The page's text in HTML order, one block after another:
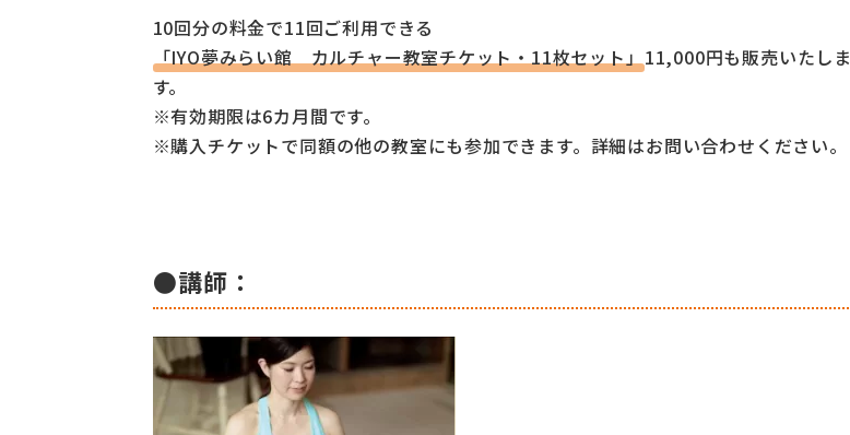
10回分の料金で11回ご利用できる
「IYO夢みらい館 カルチャー教室チケット・11枚セット」11,000円も販売いたしま
す。
※有効期限は6カ月間です。
※購入チケットで同額の他の教室にも参加できます。詳細はお問い合わせください。
●講師：